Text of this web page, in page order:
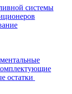
системы
остатки